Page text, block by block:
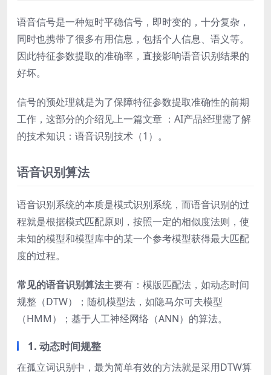
语音信号是一种短时平稳信号，即时变的，十分复杂，
同时也携带了很多有用信息，包括个人信息、语义等。
因此特征参数提取的准确率，直接影响语音识别结果的
好坏。
信号的预处理就是为了保障特征参数提取准确性的前期
工作，这部分的介绍见上一篇文章 ：AI产品经理需了解
的技术知识：语音识别技术（1）。
语音识别算法
语音识别系统的本质是模式识别系统，而语音识别的过
程就是根据模式匹配原则，按照一定的相似度法则，使
未知的模型和模型库中的某一个参考模型获得最大匹配
度的过程。
常见的语音识别算法主要有：模版匹配法，如动态时间
规整（DTW）；随机模型法，如隐马尔可夫模型
（HMM）；基于人工神经网络（ANN）的算法。
1. 动态时间规整
在孤立词识别中，最为简单有效的方法就是采用DTW算